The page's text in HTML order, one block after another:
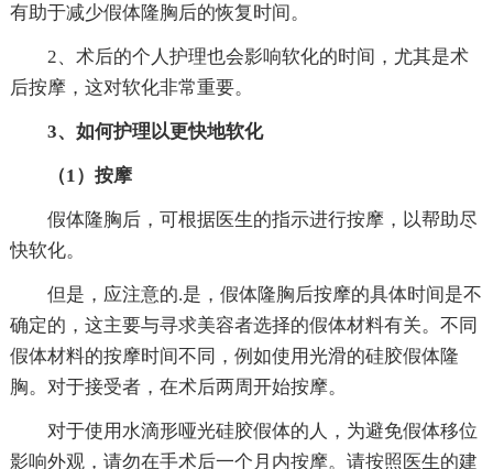
有助于减少假体隆胸后的恢复时间。
2、术后的个人护理也会影响软化的时间，尤其是术
后按摩，这对软化非常重要。
3、如何护理以更快地软化
（1）按摩
假体隆胸后，可根据医生的指示进行按摩，以帮助尽
快软化。
但是，应注意的.是，假体隆胸后按摩的具体时间是不
确定的，这主要与寻求美容者选择的假体材料有关。不同
假体材料的按摩时间不同，例如使用光滑的硅胶假体隆
胸。对于接受者，在术后两周开始按摩。
对于使用水滴形哑光硅胶假体的人，为避免假体移位
影响外观，请勿在手术后一个月内按摩。请按照医生的建